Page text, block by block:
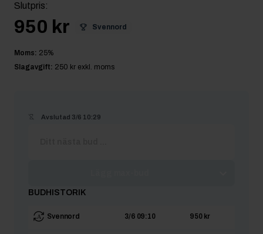
Slutpris:
950 kr Svennord
Moms: 25%
Slagavgift: 250 kr exkl. moms
Avslutad 3/6 10:29
BUDHISTORIK
Svennord 3/6 09:10 950 kr